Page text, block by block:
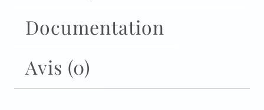
Documentation
Avis (0)